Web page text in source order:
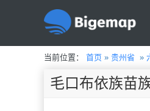
当前位置： 首页 » 贵州省 »
毛口布依族苗